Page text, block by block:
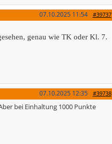
#39737
07.10.2025 11:54
genau wie TK oder Kl. 7.
#39738
07.10.2025 12:35
bei Einhaltung 1000 Punkte